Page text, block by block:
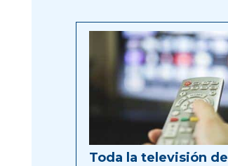
Toda la televisión de